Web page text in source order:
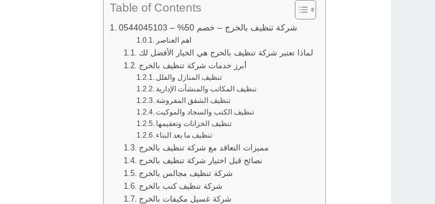
Table of Contents
شركة تنظيف بالخرج – خصم 50% – 0544045103
اهم العناصر
لماذا تعتبر شركة تنظيف بالخرج هي الخيار الأفضل لك
أبرز خدمات شركة تنظيف بالخرج
تنظيف المنازل والفلل
تنظيف المكاتب والمنشآت الإدارية
تنظيف الشقق المفروشة
تنظيف الكنب والسجاد والموكيت
تنظيف الخزانات وتعقيمها
تنظيف ما بعد البناء
مميزات التعاقد مع شركة تنظيف بالخرج
نصائح قبل اختيار شركة تنظيف بالخرج
شركة تنظيف مجالس بالخرج
شركة تنظيف كنب بالخرج
شركة غسيل مكيفات بالخرج